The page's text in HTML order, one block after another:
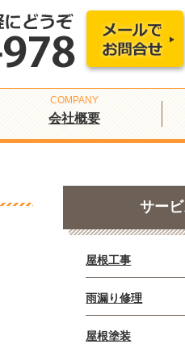
会社概要
サー
屋根工事
雨漏り修理
屋根塗装